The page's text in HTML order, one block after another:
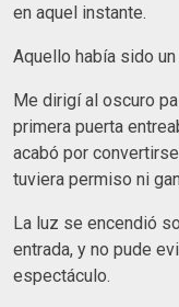
en aquel instante.
Aquello había sido
Me dirigí al oscuro
primera puerta
acabó por
tuviera permiso ni
La luz se encendió
entrada, y no pude
espectáculo.